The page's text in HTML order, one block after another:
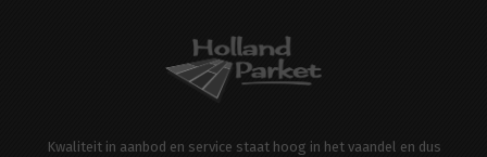
Kwaliteit in aanbod en service staat hoog in het vaandel en dus